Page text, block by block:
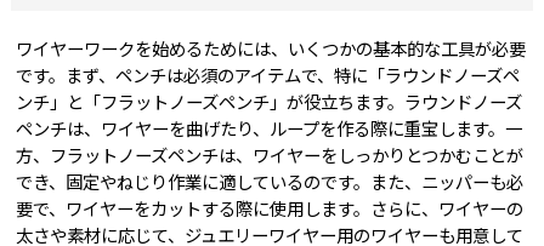
ワイヤーワークを始めるためには、いくつかの基本的な工具が必要
です。まず、ペンチは必須のアイテムで、特に「ラウンドノーズペ
ンチ」と「フラットノーズペンチ」が役立ちます。ラウンドノーズ
ペンチは、ワイヤーを曲げたり、ループを作る際に重宝します。一
方、フラットノーズペンチは、ワイヤーをしっかりとつかむことが
でき、固定やねじり作業に適しているのです。また、ニッパーも必
要で、ワイヤーをカットする際に使用します。さらに、ワイヤーの
太さや素材に応じて、ジュエリーワイヤー用のワイヤーも用意して